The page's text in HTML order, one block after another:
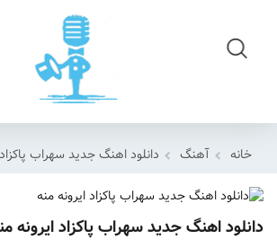
خانه آهنگ دانلود اهنگ جدید سهراب پاکزاد
دانلود اهنگ جدید سهراب پاکزاد ایرونه